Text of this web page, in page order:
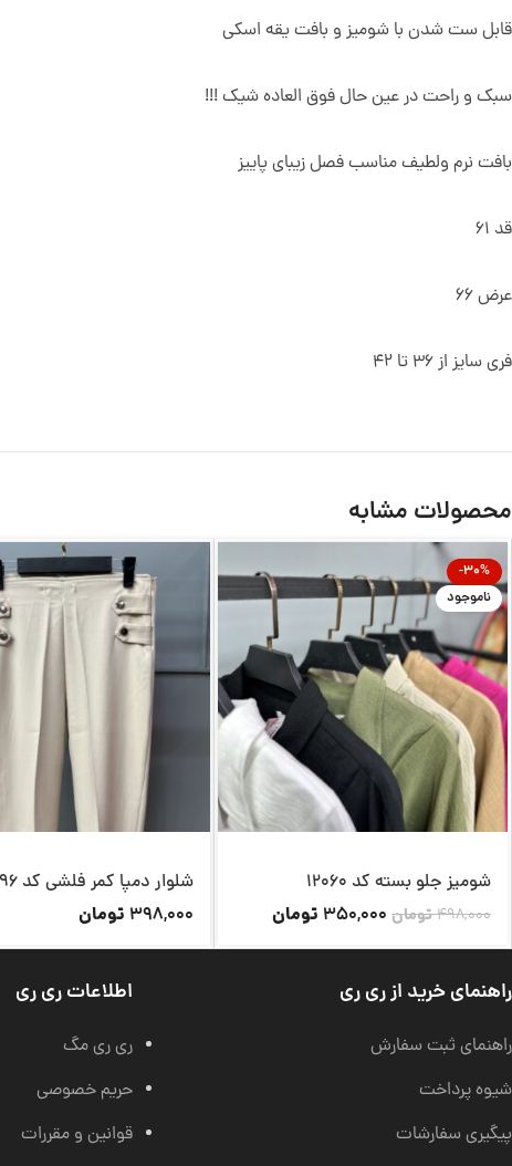
قابل ست شدن با شومیز و بافت یقه اسکی
سبک و راحت در عین حال فوق العاده شیک !!!
بافت نرم ولطیف مناسب فصل زیبای پاییز
قد 61
عرض 66
فری سایز از 36 تا 42
محصولات مشابه
-30%
ناموجود
شومیز جلو بسته کد 12060
498,000تومان 350,000 تومان
شلوار دمپا کمر فلشی کد 11996
398,000 تومان
راهنمای خرید از ری ری
راهنمای ثبت سفارش
شیوه پرداخت
پیگیری سفارشات
اطلاعات ری ری
ری ری مگ
حریم خصوصی
قوانین و مقررات